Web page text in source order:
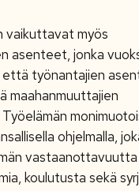
vaikuttavat myös
asenteet, jonka
työnantajien
maahanmuuttajien
Työelämän
ohjelmalla,
vastaanottavuutta
koulutusta sekä